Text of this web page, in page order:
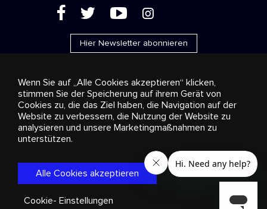
( ' + &
Hier Newsletter abonnieren
Werbung Streaming und Vertrieb
Konsumgüter
Geschäftslösungen
Radio Über uns
Cookies
settings
© 2018-2025 Stingray Group Inc. Alle Rechte vorbehalten.
STINGRAY®, STINGRAY® MUSIC und alle weiteren Marken und
Logos sind eingetragene Markenzeichen der Stingray Group in
Kanada, den Vereinigten Staaten von Amerika und anderen
Bedingungen
Wenn Sie auf „Alle Cookies akzeptieren“ klicken,
stimmen Sie der Speicherung auf ihrem Gerät von
Cookies zu, die das Ziel haben, die Navigation auf der
Website zu verbessern, die Nutzung der Website zu
analysieren und unsere Marketingmaßnahmen zu
unterstützen.
Alle Cookies akzeptieren
Cookie- Einstellungen